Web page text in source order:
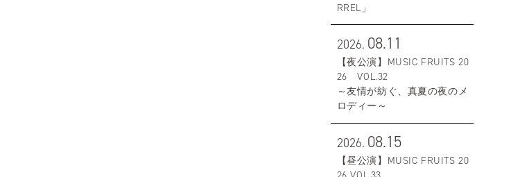
RREL」
2026. 08.11
【夜公演】MUSIC FRUITS 20
26 VOL.32
～友情が紡ぐ、真夏の夜のメ
ロディー～
2026. 08.15
【昼公演】MUSIC FRUITS 20